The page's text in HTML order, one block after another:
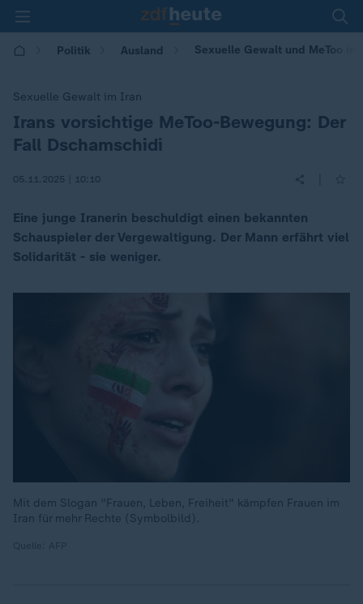
Politik Ausland Sexuelle Gewalt und MeToo
Sexuelle Gewalt im Iran
:
Irans vorsichtige MeToo-Bewegung: Der
Fall Dschamschidi
05.11.2025 | 10:10
Eine junge Iranerin beschuldigt einen bekannten
Schauspieler der Vergewaltigung. Der Mann erfährt viel
Solidarität - sie weniger.
Mit dem Slogan "Frauen, Leben, Freiheit" kämpfen Frauen im
Iran für mehr Rechte (Symbolbild).